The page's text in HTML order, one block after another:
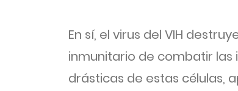
En sí, el virus del VIH
inmunitario de combatir las
drásticas de estas células,